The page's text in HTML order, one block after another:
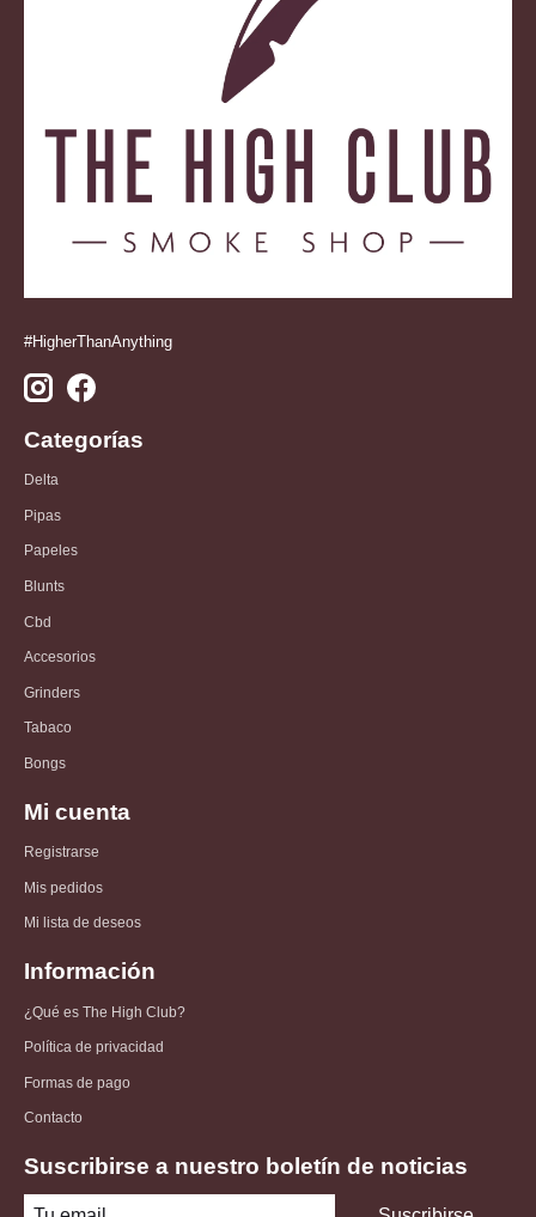
#HigherThanAnything
Categorías
Delta
Pipas
Papeles
Blunts
Cbd
Accesorios
Grinders
Tabaco
Bongs
Mi cuenta
Registrarse
Mis pedidos
Mi lista de deseos
Información
¿Qué es The High Club?
Política de privacidad
Formas de pago
Contacto
Suscribirse a nuestro boletín de noticias